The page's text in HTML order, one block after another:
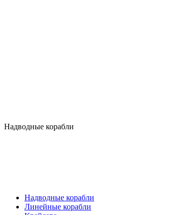
Надводные корабли
Надводные корабли
Линейные корабли